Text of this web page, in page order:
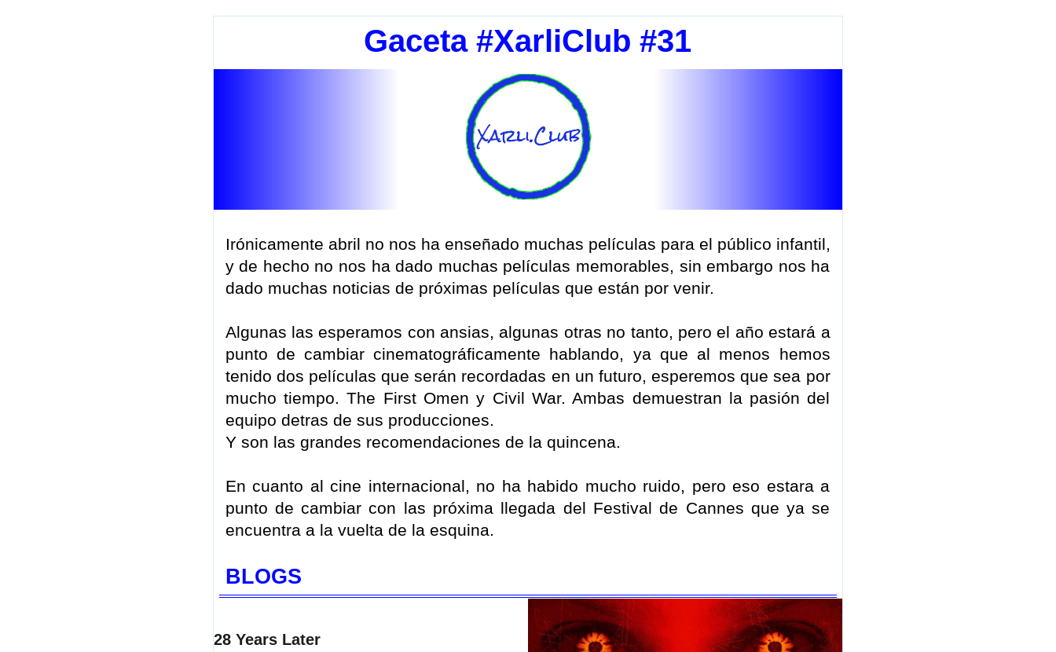
Gaceta #XarliClub #31
Irónicamente abril no nos ha enseñado muchas películas para el público infantil,
y de hecho no nos ha dado muchas películas memorables, sin embargo nos ha
dado muchas noticias de próximas películas que están por venir.
Algunas las esperamos con ansias, algunas otras no tanto, pero el año estará a
punto de cambiar cinematográficamente hablando, ya que al menos hemos
tenido dos películas que serán recordadas en un futuro, esperemos que sea por
mucho tiempo. The First Omen y Civil War. Ambas demuestran la pasión del
equipo detras de sus producciones.
Y son las grandes recomendaciones de la quincena.
En cuanto al cine internacional, no ha habido mucho ruido, pero eso estara a
punto de cambiar con las próxima llegada del Festival de Cannes que ya se
encuentra a la vuelta de la esquina.
BLOGS
28 Years Later